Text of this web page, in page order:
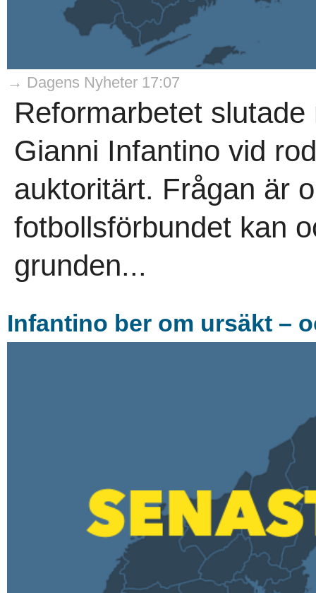
→ Dagens Nyheter 17:07
Reformarbetet
Gianni Infantino vid
auktoritärt. Frågan är
fotbollsförbundet kan
grunden...
Infantino ber om ursäkt –